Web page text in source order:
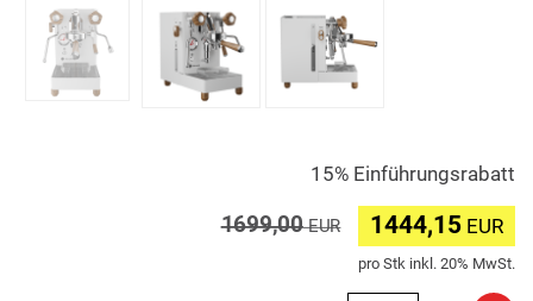
15% Einführungsrabatt
1699,00EUR 1444,15 EUR
pro Stk inkl. 20% MwSt.